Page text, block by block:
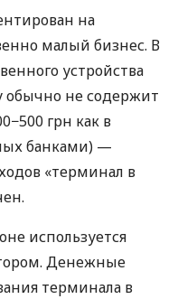
на
малый бизнес. В
устройства
обычно не содержит
грн как в
банками) —
«терминал в
используется
Денежные
терминала в